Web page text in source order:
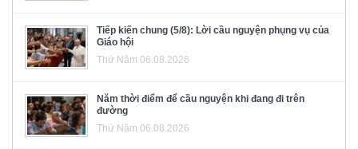
Tiếp kiến chung (5/8): Lời cầu nguyện phụng vụ của
Giáo hội
Thứ Năm 06.08.2026
Năm thời điểm để cầu nguyện khi đang đi trên
đường
Thứ Năm 06.08.2026